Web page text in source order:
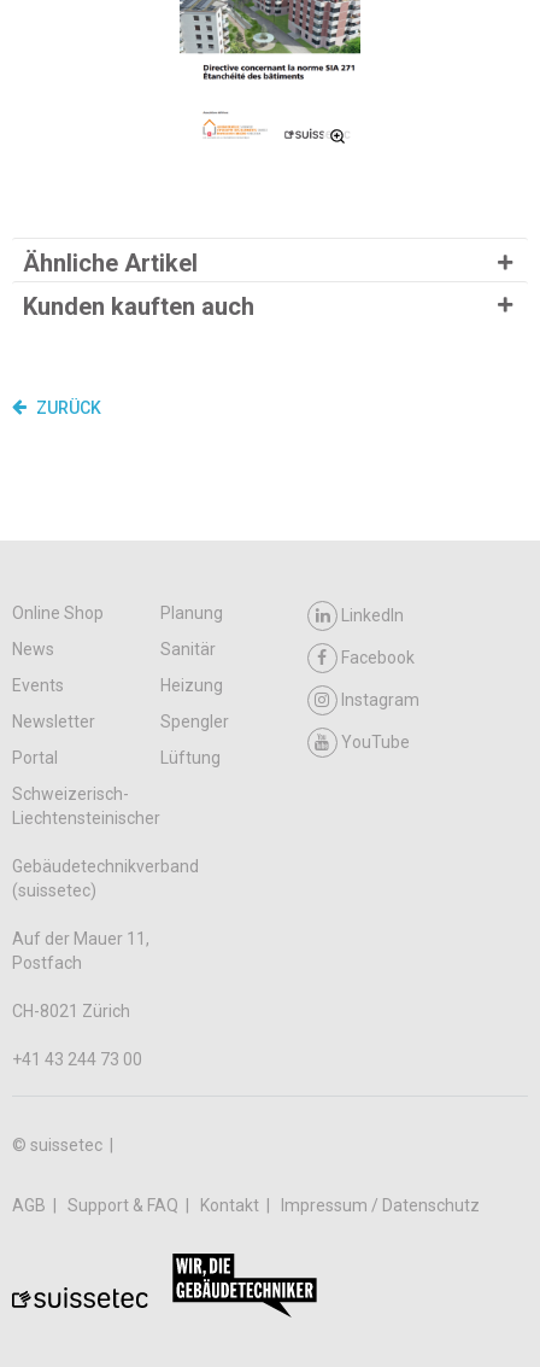
Ähnliche Artikel
Kunden kauften auch
ZURÜCK
Online Shop
Planung
News
Sanitär
Events
Heizung
Newsletter
Spengler
Portal
Lüftung
LinkedIn
Facebook
Instagram
YouTube
Schweizerisch-
Liechtensteinischer
Gebäudetechnikverband
(suissetec)
Auf der Mauer 11,
Postfach
CH-8021 Zürich
+41 43 244 73 00
© suissetec |
AGB Support & FAQ Kontakt Impressum / Datenschutz